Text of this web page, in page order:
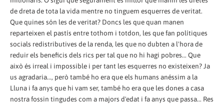
de dreta de tota la vida mentre no tinguem esquerres de veritat.
Que quines són les de veritat? Doncs les que quan manen
reparteixen el pastís entre tothom i totdon, les que fan polítiques
socials redistributives de la renda, les que no dubten a l'hora de
reduir els beneficis dels rics per tal que no hi hagi pobres... Que
això és irreal i impossible i per tant les esquerres no existeixen? Ja
us agradaria..., però també ho era que els humans anéssim a la
Lluna i fa anys que hi vam ser, també ho era que les dones a casa
nostra fossin tingudes com a majors d'edat i fa anys que passa... Res